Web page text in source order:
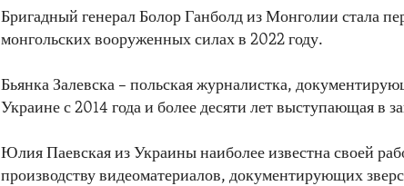
Бригадный генерал Болор Ганболд из Монголии стала
монгольских вооруженных силах в 2022 году.
Бьянка Залевска – польская журналистка,
Украине с 2014 года и более десяти лет выступающая в
Юлия Паевская из Украины наиболее известна своей
производству видеоматериалов, документирующих